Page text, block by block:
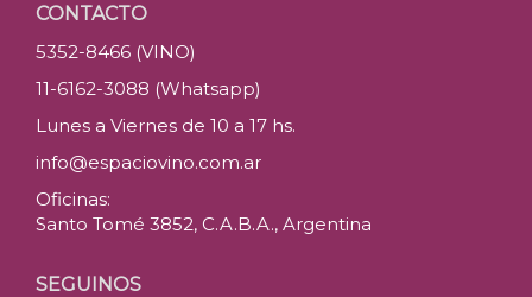
CONTACTO
5352-8466 (VINO)
11-6162-3088 (Whatsapp)
Lunes a Viernes de 10 a 17 hs.
info@espaciovino.com.ar
Oficinas:
Santo Tomé 3852, C.A.B.A., Argentina
SEGUINOS